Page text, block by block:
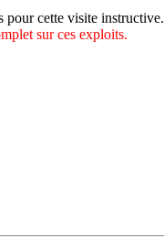
pour cette visite instructive.
sur ces exploits.